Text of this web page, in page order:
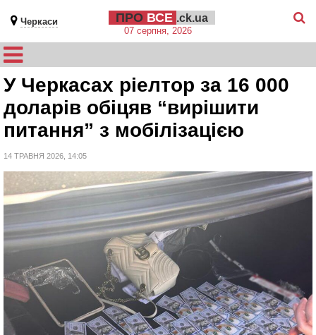
Черкаси ПРО ВСЕ .ck.ua
07 серпня, 2026
У Черкасах ріелтор за 16 000
доларів обіцяв “вирішити
питання” з мобілізацією
14 ТРАВНЯ 2026, 14:05